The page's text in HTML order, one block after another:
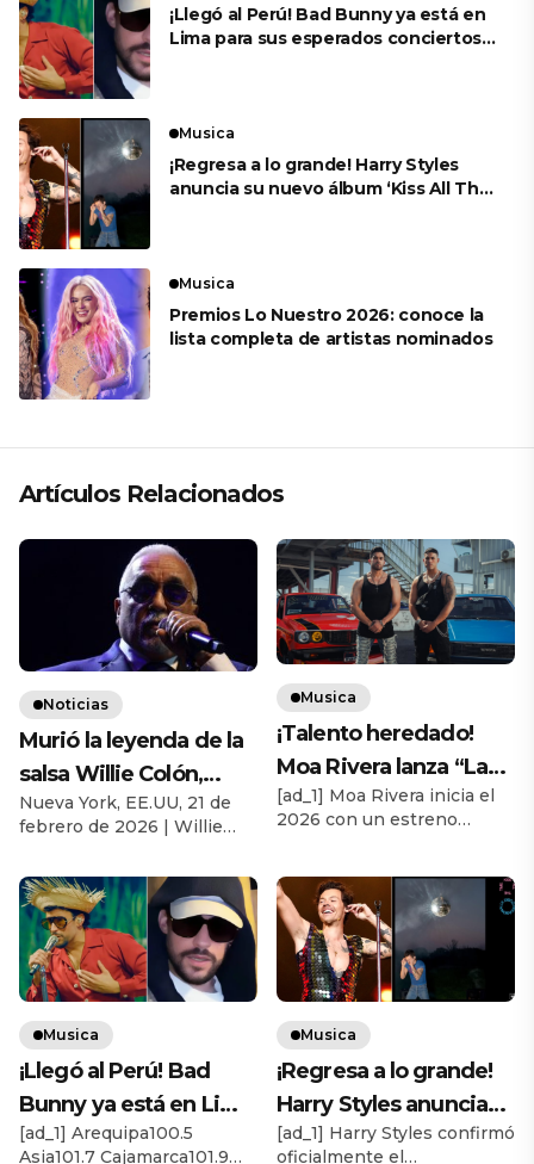
¡Llegó al Perú! Bad Bunny ya está en
Lima para sus esperados conciertos
Musica
¡Regresa a lo grande! Harry Styles
anuncia su nuevo álbum ‘Kiss All The
Musica
Premios Lo Nuestro 2026: conoce la
lista completa de artistas nominados
Artículos Relacionados
Noticias
Murió la leyenda de la
salsa Willie Colón,
estaba hospitalizado
en Nueva York.
Nueva York, EE.UU, 21 de
febrero de 2026 | Willie
compositor, director de
orquesta y pionero de la
salsa murió a los 75 años-
según lo comunicó su
familia. «Es con profunda
tristeza que anunciamos el
fallecimiento de nuestro
amado esposo, padre y
renombrado músico, Willie
Colón. Partió en paz esta
mañana, rodeado […]
Musica
¡Talento heredado!
Moa Rivera lanza “La
Carrera” junto a su
padre Jerry Rivera
[ad_1] Moa Rivera inicia el
2026 con un estreno
colaboración junto a su
padre, el reconocido
salsero Jerry Rivera. El
tema marca un encuentro
generacional dentro de la
tensión y adrenalina en
una propuesta que
refuerza el vínculo familiar
a través de la música, […]
Musica
¡Llegó al Perú! Bad
Bunny ya está en Lima
para sus esperados
[ad_1] Arequipa100.5
Asia101.7 Cajamarca101.9
Musica
¡Regresa a lo grande!
Harry Styles anuncia
su nuevo álbum ‘Kiss
[ad_1] Harry Styles confirmó
oficialmente el